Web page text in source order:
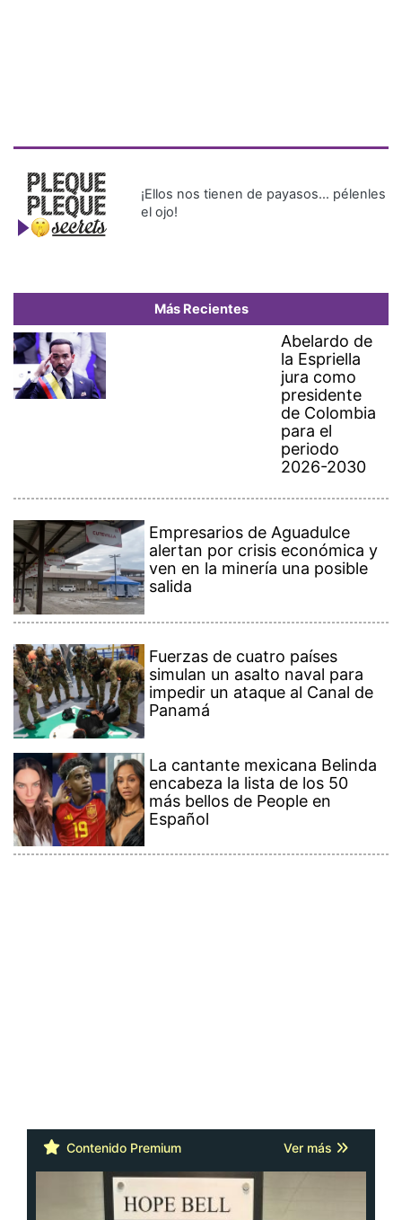
¡Ellos nos tienen de payasos… pélenles
el ojo!
Más Recientes
Abelardo de
la Espriella
jura como
presidente
de Colombia
para el
periodo
2026-2030
Empresarios de Aguadulce
alertan por crisis económica y
ven en la minería una posible
salida
Fuerzas de cuatro países
simulan un asalto naval para
impedir un ataque al Canal de
Panamá
La cantante mexicana Belinda
encabeza la lista de los 50
más bellos de People en
Español
Contenido Premium Ver más